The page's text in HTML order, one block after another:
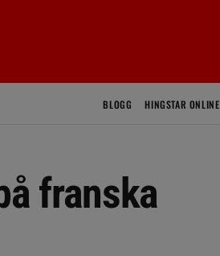
BLOGG HINGSTAR ONLINE
franska